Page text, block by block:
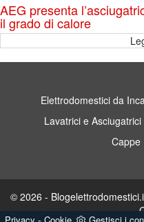
AEG presenta
il grado di calore
Elettrodomestici da
Lavatrici e Asciugatrici
Cappe
© 2026 -
-